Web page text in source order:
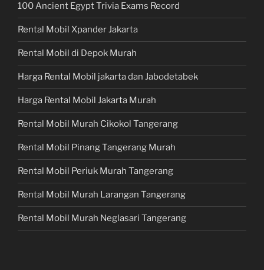
100 Ancient Egypt Trivia Exams Record
Rental Mobil Xpander Jakarta
Rental Mobil di Depok Murah
Harga Rental Mobil jakarta dan Jabodetabek
Harga Rental Mobil Jakarta Murah
Rental Mobil Murah Cikokol Tangerang
Rental Mobil Pinang Tangerang Murah
Rental Mobil Periuk Murah Tangerang
Rental Mobil Murah Larangan Tangerang
Rental Mobil Murah Neglasari Tangerang